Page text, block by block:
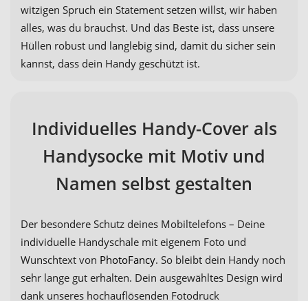
witzigen Spruch ein Statement setzen willst, wir haben
alles, was du brauchst. Und das Beste ist, dass unsere
Hüllen robust und langlebig sind, damit du sicher sein
kannst, dass dein Handy geschützt ist.
Individuelles Handy-Cover als
Handysocke mit Motiv und
Namen selbst gestalten
Der besondere Schutz deines Mobiltelefons – Deine
individuelle Handyschale mit eigenem Foto und
Wunschtext von PhotoFancy. So bleibt dein Handy noch
sehr lange gut erhalten. Dein ausgewähltes Design wird
dank unseres hochauflösenden Fotodruck